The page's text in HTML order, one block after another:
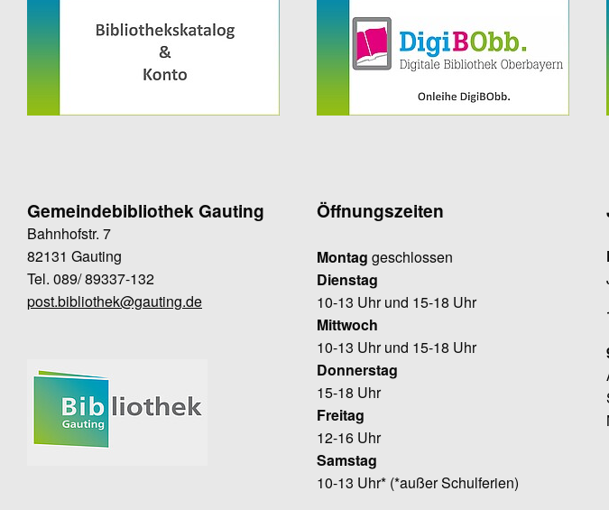
Gemeindebibliothek Gauting
Bahnhofstr. 7
82131 Gauting
Tel. 089/ 89337-132
post.bibliothek@gauting.de
Öffnungszeiten
Montag geschlossen
Dienstag
10-13 Uhr und 15-18 Uhr
Mittwoch
10-13 Uhr und 15-18 Uhr
Donnerstag
15-18 Uhr
Freitag
12-16 Uhr
Samstag
10-13 Uhr* (*außer Schulferien)